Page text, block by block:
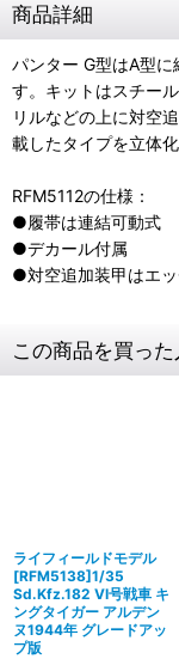
商品詳細
パンター G型はA型
す。キットはスチー
リルなどの上に対空
載したタイプを立体化
RFM5112の仕様：
●履帯は連結可動式
●デカール付属
●対空追加装甲はエ
この商品を買っ
ライフィールドモデル
[RFM5138]1/35
Sd.Kfz.182 VI号戦車 キ
ングタイガー アルデン
ヌ1944年 グレードアッ
プ版